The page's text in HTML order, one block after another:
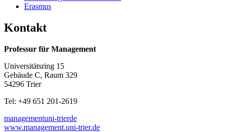
Erasmus
Kontakt
Professur für Management
Universitätsring 15
Gebäude C, Raum 329
54296 Trier
Tel: +49 651 201-2619
managementuni-trierde
www.management.uni-trier.de